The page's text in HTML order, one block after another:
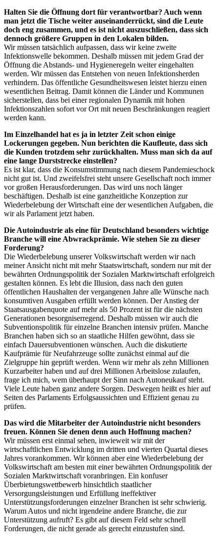
Halten Sie die Öffnung dort für verantwortbar? Auch wenn
man jetzt die Tische weiter auseinanderrückt, sind die Leute
doch eng zusammen, und es ist nicht auszuschließen, dass sich
dennoch größere Gruppen in den Lokalen bilden.
Wir müssen tatsächlich aufpassen, dass wir keine zweite
Infektionswelle bekommen. Deshalb müssen mit jedem Grad der
Öffnung die Abstands- und Hygieneregeln weiter eingehalten
werden. Wir müssen das Entstehen von neuen Infektionsherden
verhindern. Das öffentliche Gesundheitswesen leistet hierzu einen
wesentlichen Beitrag. Damit können die Länder und Kommunen
sicherstellen, dass bei einer regionalen Dynamik mit hohen
Infektionszahlen sofort vor Ort mit neuen Beschränkungen reagiert
werden kann.
Im Einzelhandel hat es ja in letzter Zeit schon einige
Lockerungen gegeben. Nun berichten die Kaufleute, dass sich
die Kunden trotzdem sehr zurückhalten. Muss man sich da auf
eine lange Durststrecke einstellen?
Es ist klar, dass die Konsumstimmung nach diesem Pandemieschock
nicht gut ist. Und zweifelsfrei steht unsere Gesellschaft noch immer
vor großen Herausforderungen. Das wird uns noch länger
beschäftigen. Deshalb ist eine ganzheitliche Konzeption zur
Wiederbelebung der Wirtschaft eine der wesentlichen Aufgaben, die
wir als Parlament jetzt haben.
Die Autoindustrie als eine für Deutschland besonders wichtige
Branche will eine Abwrackprämie. Wie stehen Sie zu dieser
Forderung?
Die Wiederbelebung unserer Volkswirtschaft werden wir nach
meiner Ansicht nicht mit mehr Staatswirtschaft, sondern nur mit der
bewährten Ordnungspolitik der Sozialen Marktwirtschaft erfolgreich
gestalten können. Es lebt die Illusion, dass nach den guten
öffentlichen Haushalten der vergangenen Jahre alle Wünsche nach
konsumtiven Ausgaben erfüllt werden können. Der Anstieg der
Staatsausgabenquote auf mehr als 50 Prozent ist für die nächsten
Generationen besorgniserregend. Deshalb müssen wir auch die
Subventionspolitik für einzelne Branchen intensiv prüfen. Manche
Branchen haben sich so an staatliche Hilfen gewöhnt, dass sie
einfach Dauersubventionen wünschen. Auch die diskutierte
Kaufprämie für Neufahrzeuge sollte zunächst einmal auf die
Zielgruppe hin geprüft werden. Wenn wir mehr als zehn Millionen
Kurzarbeiter haben und auf drei Millionen Arbeitslose zulaufen,
frage ich mich, wem überhaupt der Sinn nach Autoneukauf steht.
Viele Leute haben ganz andere Sorgen. Deswegen heißt es hier auf
Seiten des Parlaments Erfolgsaussichten und Effizient genau zu
prüfen.
Das wird die Mitarbeiter der Autoindustrie nicht besonders
freuen. Können Sie denen denn auch Hoffnung machen?
Wir müssen erst einmal sehen, inwieweit wir mit der
wirtschaftlichen Entwicklung im dritten und vierten Quartal dieses
Jahres vorankommen. Wir können aber eine Wiederbelebung der
Volkswirtschaft am besten mit einer bewährten Ordnungspolitik der
Sozialen Marktwirtschaft voranbringen. Ein konfuser
Überbietungswettbewerb hinsichtlich staatlicher
Versorgungsleistungen und Erfüllung ineffektiver
Unterstützungsforderungen einzelner Branchen ist sehr schwierig.
Warum Autos und nicht irgendeine andere Branche, die zur
Unterstützung aufruft? Es gibt auf diesem Feld sehr schnell
Forderungen, die nicht gerade als gerecht einzustufen sind.